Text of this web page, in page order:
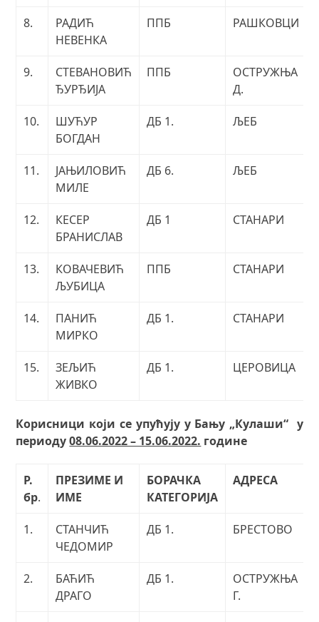
8.
РАДИЋ
НЕВЕНКА
ППБ РАШКОВЦИ
9.
СТЕВАНОВИЋ
ЂУРЂИЈА
ППБ
ОСТРУЖЊА
Д.
10.
ШУЋУР
БОГДАН
ДБ 1. ЉЕБ
11.
ЈАЊИЛОВИЋ
МИЛЕ
ДБ 6. ЉЕБ
12.
КЕСЕР
БРАНИСЛАВ
ДБ 1 СТАНАРИ
13.
КОВАЧЕВИЋ
ЉУБИЦА
ППБ СТАНАРИ
14.
ПАНИЋ
МИРКО
ДБ 1. СТАНАРИ
15.
ЗЕЉИЋ
ЖИВКО
ДБ 1. ЦЕРОВИЦА
Корисници који се упућују у Бању „Кулаши“ у
периоду08.06.2022 – 15.06.2022. године
Р.
бр.
ПРЕЗИМЕ И
ИМЕ
БОРАЧКА
КАТЕГОРИЈА
АДРЕСА
1.
СТАНЧИЋ
ЧЕДОМИР
ДБ 1. БРЕСТОВО
2.
БАЋИЋ
ДРАГО
ДБ 1.
ОСТРУЖЊА
Г.